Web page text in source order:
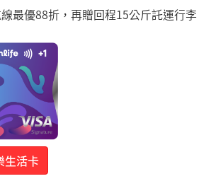
最優88折，再贈回程15公斤託運行李
生活卡